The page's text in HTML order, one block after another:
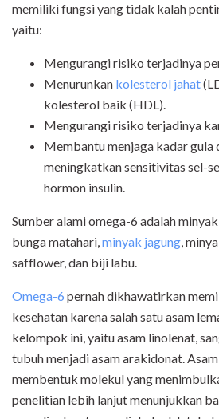
memiliki fungsi yang tidak kalah
yaitu:
Mengurangi risiko terjadinya
Menurunkan kolesterol jahat
kolesterol baik (HDL).
Mengurangi risiko terjadinya
Membantu menjaga kadar gula
meningkatkan sensitivitas sel-
hormon insulin.
Sumber alami omega-6 adalah
bunga matahari,minyak jagung,
safflower, dan biji labu.
Omega-6 pernah dikhawatirkan
kesehatan karena salah satu asam
kelompok ini, yaitu asam linolenat,
tubuh menjadi asam arakidonat.
membentuk molekul yang
penelitian lebih lanjut menunjukkan